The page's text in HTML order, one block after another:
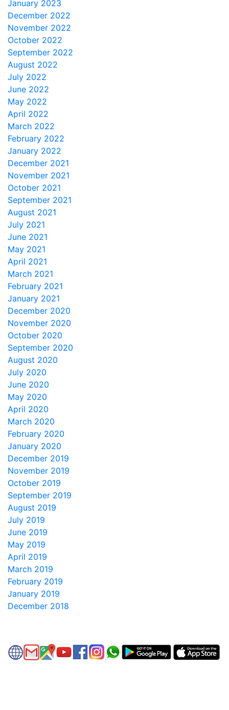
January 2023
December 2022
November 2022
October 2022
September 2022
August 2022
July 2022
June 2022
May 2022
April 2022
March 2022
February 2022
January 2022
December 2021
November 2021
October 2021
September 2021
August 2021
July 2021
June 2021
May 2021
April 2021
March 2021
February 2021
January 2021
December 2020
November 2020
October 2020
September 2020
August 2020
July 2020
June 2020
May 2020
April 2020
March 2020
February 2020
January 2020
December 2019
November 2019
October 2019
September 2019
August 2019
July 2019
June 2019
May 2019
April 2019
March 2019
February 2019
January 2019
December 2018